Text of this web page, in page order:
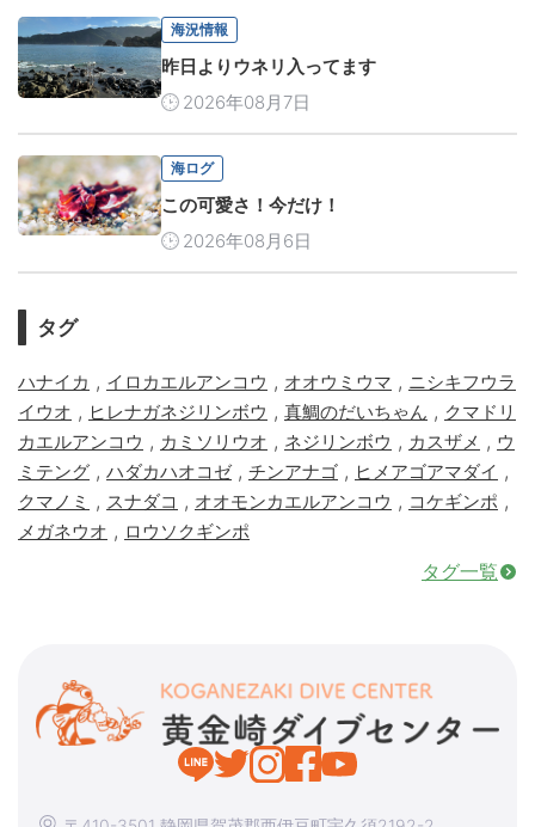
海況情報
昨日よりウネリ入ってます
2026年08月7日
海ログ
この可愛さ！今だけ！
2026年08月6日
タグ
ハナイカ , イロカエルアンコウ , オオウミウマ , ニシキフウラ
イウオ , ヒレナガネジリンボウ , 真鯛のだいちゃん , クマドリ
カエルアンコウ , カミソリウオ , ネジリンボウ , カスザメ , ウ
ミテング , ハダカハオコゼ, チンアナゴ , ヒメアゴアマダイ ,
クマノミ , スナダコ , オオモンカエルアンコウ , コケギンポ ,
メガネウオ , ロウソクギンポ
タグ一覧